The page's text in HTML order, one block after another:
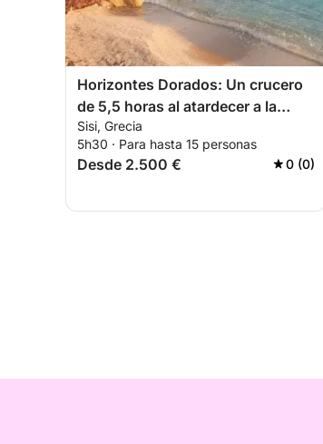
Horizontes Dorados: Un crucero
de 5,5 horas al atardecer a la
playa de Saradari
Sisi, Grecia
5h30 · Para hasta 15 personas
Desde 2.500 € 0 (0)